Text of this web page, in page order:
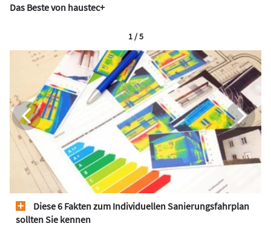
Das Beste von haustec+
Diese 6 Fakten zum Individuellen Sanierungsfahrplan
sollten Sie kennen
1 / 5